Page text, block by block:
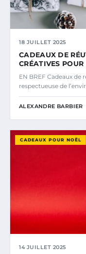
18 JUILLET 2025
CADEAUX DE
CRÉATIVES
EN BREF Cadeaux
respectueuse de
ALEXANDRE BARBIER
CADEAUX POUR NOËL
14 JUILLET 2025